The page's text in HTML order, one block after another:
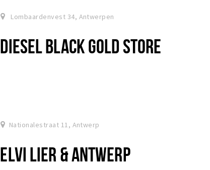
Lombaardenvest 34, Antwerpen
DIESEL BLACK GOLD STORE
Nationalestraat 11, Antwerp
ELVI LIER & ANTWERP